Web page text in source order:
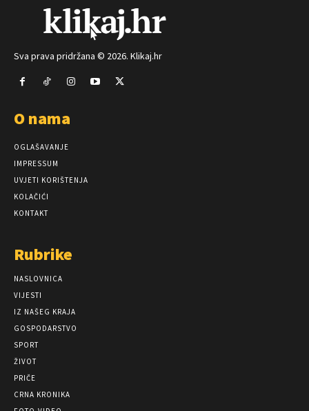
Sva prava pridržana © 2026. Klikaj.hr
O nama
OGLAŠAVANJE
IMPRESSUM
UVJETI KORIŠTENJA
KOLAČIĆI
KONTAKT
Rubrike
NASLOVNICA
VIJESTI
IZ NAŠEG KRAJA
GOSPODARSTVO
SPORT
ŽIVOT
PRIČE
CRNA KRONIKA